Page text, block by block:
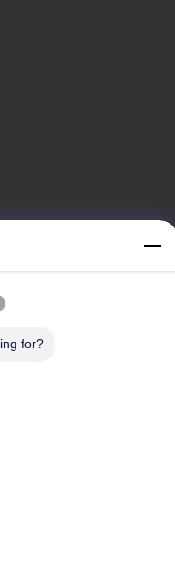
di Jiuli, Shangwang.
di Jiuli, Shangwang.
for?